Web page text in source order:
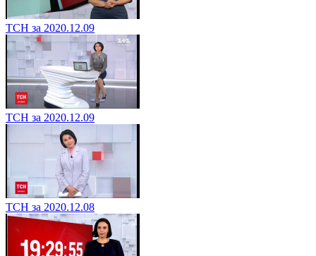
ТСН за 2020.12.09
ТСН за 2020.12.09
ТСН за 2020.12.08